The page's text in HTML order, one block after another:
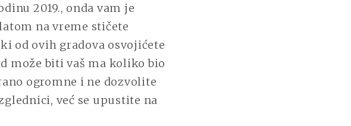
2019., onda vam je
na vreme stičete
od ovih gradova osvojićete
može biti vaš ma koliko bio
ogromne i ne dozvolite
već se upustite na